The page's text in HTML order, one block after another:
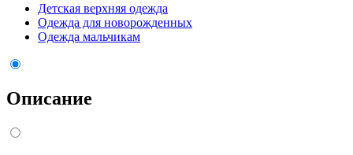
Детская верхняя одежда
Одежда для новорожденных
Одежда мальчикам
Описание